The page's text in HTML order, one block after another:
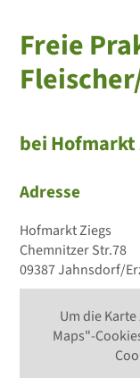
Freie
bei Hofmarkt
Adresse
Hofmarkt Ziegs
Chemnitzer Str.78
09387 Jahnsdorf/
Um die
Maps"-